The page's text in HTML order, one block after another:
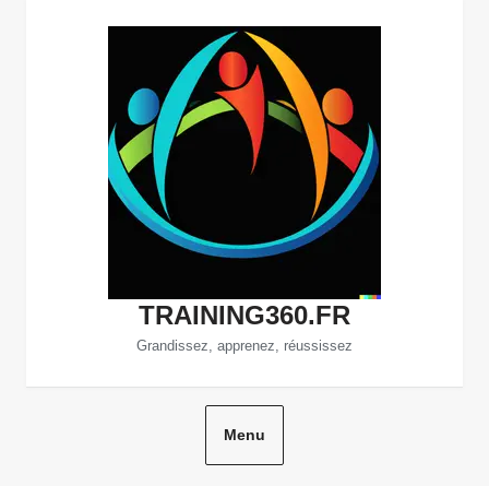
TRAINING360.FR
Grandissez, apprenez, réussissez
Menu